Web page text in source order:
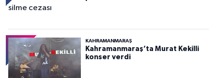
KAHRAMANMARAŞ
Kahramanmaraş’ta Murat Kekilli
konser verdi